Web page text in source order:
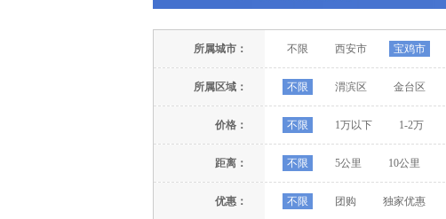
所属城市： 不限 西安市 宝鸡市
所属区域： 不限 渭滨区 金台区
价格： 不限 1万以下 1-2万
距离： 不限 5公里 10公里
优惠： 不限 团购 独家优惠